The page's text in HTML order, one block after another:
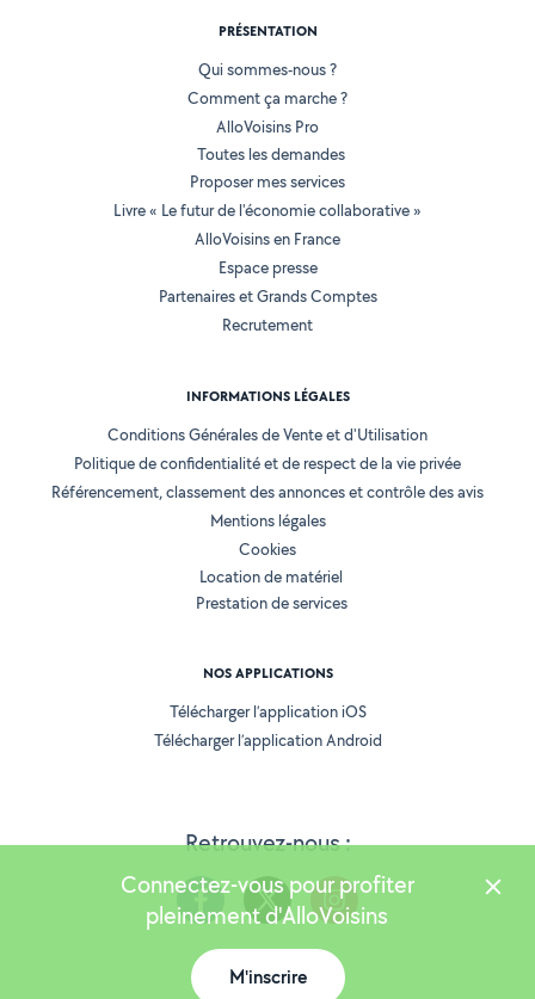
Retrouvez-nous :
PRÉSENTATION
Qui sommes-nous ?
Comment ça marche ?
AlloVoisins Pro
Toutes les demandes
Proposer mes services
Livre « Le futur de l'économie collaborative »
AlloVoisins en France
Espace presse
Partenaires et Grands Comptes
Recrutement
INFORMATIONS LÉGALES
Conditions Générales de Vente et d'Utilisation
Politique de confidentialité et de respect de la vie privée
Référencement, classement des annonces et contrôle des avis
Mentions légales
Cookies
Location de matériel
Prestation de services
NOS APPLICATIONS
Télécharger l’application iOS
Télécharger l’application Android
Version 25.5.3
Connectez-vous pour profiter
pleinement d'AlloVoisins
M'inscrire